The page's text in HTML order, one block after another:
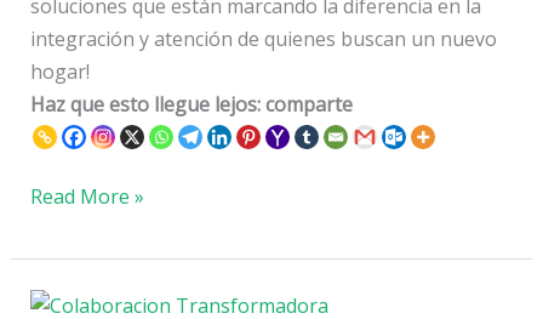
soluciones que están marcando la diferencia en la
integración y atención de quienes buscan un nuevo
hogar!
Haz que esto llegue lejos: comparte
Read More »
Colaboración